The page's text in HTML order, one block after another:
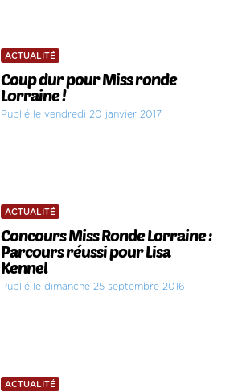
ACTUALITÉ
Coup dur pour Miss ronde
Lorraine !
Publié le vendredi 20 janvier 2017
ACTUALITÉ
Concours Miss Ronde Lorraine :
Parcours réussi pour Lisa
Kennel
Publié le dimanche 25 septembre 2016
ACTUALITÉ